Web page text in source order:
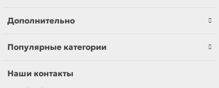
Дополнительно
Популярные категории
Наши контакты